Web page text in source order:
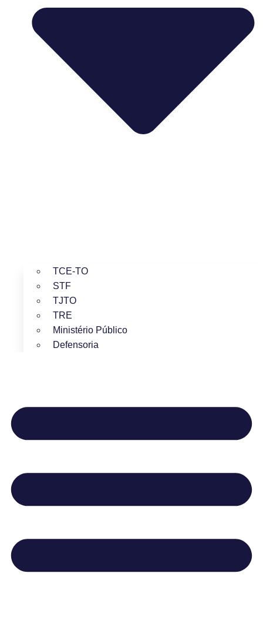
TCE-TO
STF
TJTO
TRE
Ministério Público
Defensoria